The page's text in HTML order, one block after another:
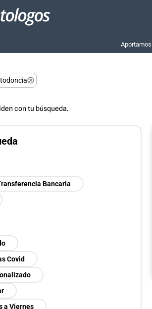
con tu búsqueda.
Bancaria
Covid
a Viernes